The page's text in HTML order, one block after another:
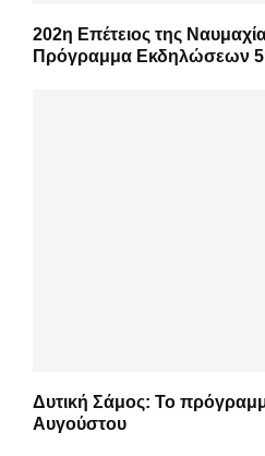
202η Επέτειος της
Πρόγραμμα Εκδηλώσεων
Δυτική Σάμος: Το
Αυγούστου